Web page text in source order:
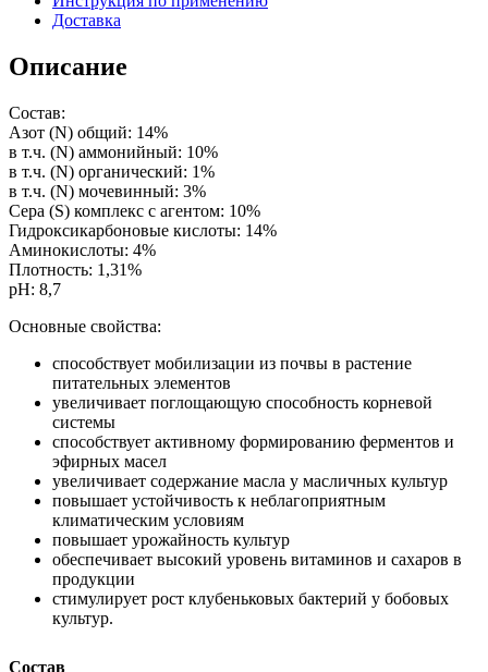
Доставка
Описание
Состав:
Азот (N) общий: 14%
в т.ч. (N) аммонийный: 10%
в т.ч. (N) органический: 1%
в т.ч. (N) мочевинный: 3%
Сера (S) комплекс с агентом: 10%
Гидроксикарбоновые кислоты: 14%
Аминокислоты: 4%
Плотность: 1,31%
pH: 8,7
Основные свойства:
способствует мобилизации из почвы в растение
питательных элементов
увеличивает поглощающую способность корневой
системы
способствует активному формированию ферментов и
эфирных масел
увеличивает содержание масла у масличных культур
повышает устойчивость к неблагоприятным
климатическим условиям
повышает урожайность культур
обеспечивает высокий уровень витаминов и сахаров в
продукции
стимулирует рост клубеньковых бактерий у бобовых
культур.
Состав